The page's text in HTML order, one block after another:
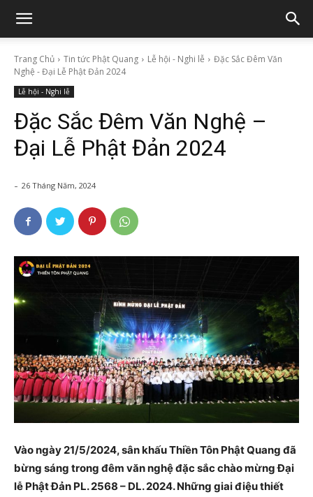
Trang Chủ Tin tức Phật Quang Lễ hội - Nghi lễ
Đặc Sắc Đêm Văn
Nghệ - Đại Lễ Phật Đản 2024
Lễ hội - Nghi lễ
Đặc Sắc Đêm Văn Nghệ –
Đại Lễ Phật Đản 2024
- 26 Tháng Năm, 2024
Vào ngày 21/5/2024, sân khấu Thiền Tôn Phật Quang đã
bừng sáng trong đêm văn nghệ đặc sắc chào mừng Đại
lễ Phật Đản PL. 2568 – DL. 2024. Những giai điệu thiết